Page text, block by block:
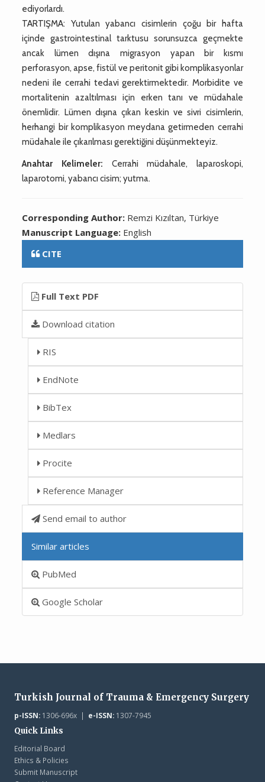
ediyorlardı.
TARTIŞMA: Yutulan yabancı cisimlerin çoğu bir hafta
içinde gastrointestinal tarktusu sorunsuzca geçmekte
ancak lümen dışına migrasyon yapan bir kısmı
perforasyon, apse, fistül ve peritonit gibi komplikasyonlar
nedeni ile cerrahi tedavi gerektirmektedir. Morbidite ve
mortalitenin azaltılması için erken tanı ve müdahale
önemlidir. Lümen dışına çıkan keskin ve sivri cisimlerin,
herhangi bir komplikasyon meydana getirmeden cerrahi
müdahale ile çıkarılması gerektiğini düşünmekteyiz.
Anahtar Kelimeler: Cerrahi müdahale, laparoskopi,
laparotomi, yabancı cisim; yutma.
Corresponding Author: Remzi Kızıltan, Türkiye
Manuscript Language: English
CITE
Full Text PDF
Download citation
RIS
EndNote
BibTex
Medlars
Procite
Reference Manager
Send email to author
Similar articles
PubMed
Google Scholar
Turkish Journal of Trauma & Emergency Surgery
p-ISSN:1306-696x | e-ISSN:1307-7945
Quick Links
Editorial Board
Ethics & Policies
Submit Manuscript